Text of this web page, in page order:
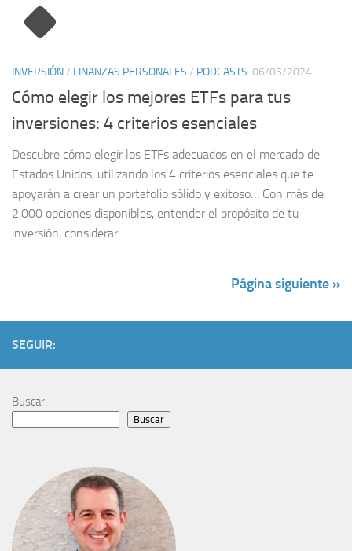
INVERSIÓN/ FINANZAS PERSONALES / PODCASTS 06/05/2024
Cómo elegir los mejores ETFs para tus
inversiones: 4 criterios esenciales
Descubre cómo elegir los ETFs adecuados en el mercado de
Estados Unidos, utilizando los 4 criterios esenciales que te
apoyarán a crear un portafolio sólido y exitoso… Con más de
2,000 opciones disponibles, entender el propósito de tu
inversión, considerar...
Página siguiente »
SEGUIR:
Buscar
Buscar